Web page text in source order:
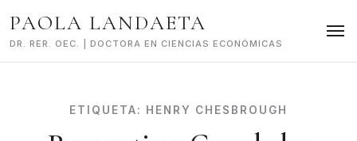
to
content
PAOLA LANDAETA
DR. RER. OEC. | DOCTORA EN CIENCIAS ECONÓMICAS
ETIQUETA: HENRY CHESBROUGH